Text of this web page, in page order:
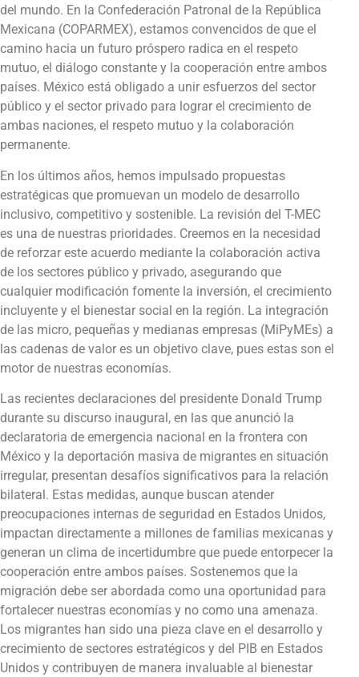
del mundo. En la Confederación Patronal de la República
Mexicana (COPARMEX), estamos convencidos de que el
camino hacia un futuro próspero radica en el respeto
mutuo, el diálogo constante y la cooperación entre ambos
países. México está obligado a unir esfuerzos del sector
público y el sector privado para lograr el crecimiento de
ambas naciones, el respeto mutuo y la colaboración
permanente.
En los últimos años, hemos impulsado propuestas
estratégicas que promuevan un modelo de desarrollo
inclusivo, competitivo y sostenible. La revisión del T-MEC
es una de nuestras prioridades. Creemos en la necesidad
de reforzar este acuerdo mediante la colaboración activa
de los sectores público y privado, asegurando que
cualquier modificación fomente la inversión, el crecimiento
incluyente y el bienestar social en la región. La integración
de las micro, pequeñas y medianas empresas (MiPyMEs) a
las cadenas de valor es un objetivo clave, pues estas son el
motor de nuestras economías.
Las recientes declaraciones del presidente Donald Trump
durante su discurso inaugural, en las que anunció la
declaratoria de emergencia nacional en la frontera con
México y la deportación masiva de migrantes en situación
irregular, presentan desafíos significativos para la relación
bilateral. Estas medidas, aunque buscan atender
preocupaciones internas de seguridad en Estados Unidos,
impactan directamente a millones de familias mexicanas y
generan un clima de incertidumbre que puede entorpecer la
cooperación entre ambos países. Sostenemos que la
migración debe ser abordada como una oportunidad para
fortalecer nuestras economías y no como una amenaza.
Los migrantes han sido una pieza clave en el desarrollo y
crecimiento de sectores estratégicos y del PIB en Estados
Unidos y contribuyen de manera invaluable al bienestar